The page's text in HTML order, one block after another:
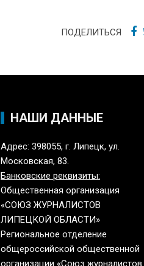
ПОДЕЛИТЬСЯ
НАШИ ДАННЫЕ
Адрес: 398055, г. Липецк, ул.
Московская, 83.
Банковские реквизиты:
Общественная организация
«СОЮЗ ЖУРНАЛИСТОВ
ЛИПЕЦКОЙ ОБЛАСТИ»
Региональное отделение
общероссийской общественной
организации «Союз журналистов